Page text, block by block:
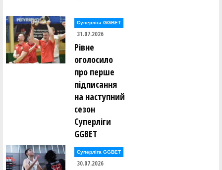
Суперліга GGBET
31.07.2026
Рівне
оголосило
про перше
підписання
на наступний
сезон
Суперліги
GGBET
Суперліга GGBET
30.07.2026